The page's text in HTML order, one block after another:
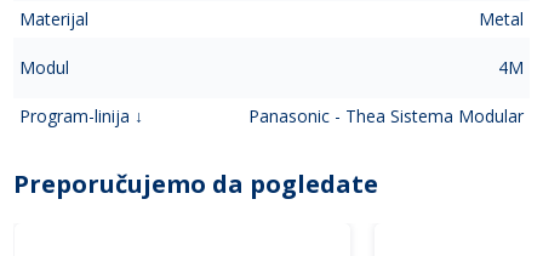
Materijal Metal
Modul 4M
Program-linija ↓ Panasonic - Thea Sistema Modular
Preporučujemo da pogledate